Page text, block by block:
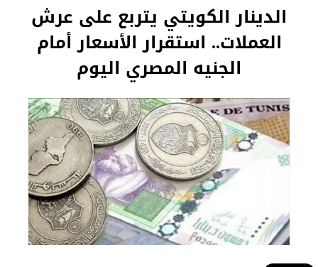
الدينار الكويتي يتربع على عرش
العملات.. استقرار الأسعار أمام
الجنيه المصري اليوم